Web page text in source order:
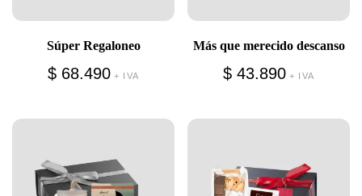
Súper Regaloneo
$68.490 + IVA
Más que merecido descanso
$43.890 + IVA